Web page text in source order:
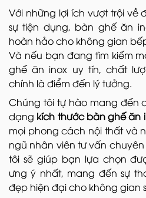
Với những lợi ích vượt trội về
sự tiện dụng, bàn ghế ăn
hoàn hảo cho không gian
Và nếu bạn đang tìm kiếm
ghế ăn inox uy tín, chất
chính là điểm đến lý tưởng.
Chúng tôi tự hào mang đến
dạng kích thước bàn ghế ăn
mọi phong cách nội thất và
ngũ nhân viên tư vấn
tôi sẽ giúp bạn lựa chọn
ưng ý nhất, mang đến sự
đẹp hiện đại cho không gian